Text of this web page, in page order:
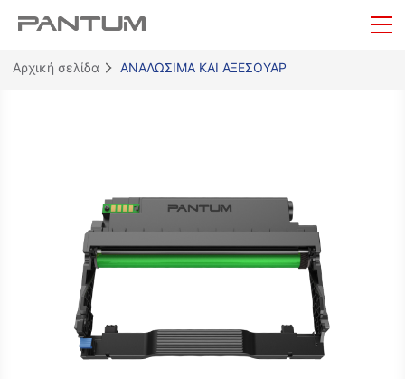
Αρχική σελίδα ΑΝΑΛΩΣΙΜΑ ΚΑΙ ΑΞΕΣΟΥΑΡ